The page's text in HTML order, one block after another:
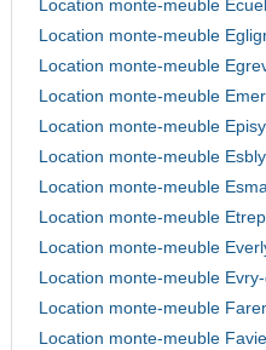
Location monte-meuble
Location monte-meuble
Location monte-meuble
Location monte-meuble
Location monte-meuble
Location monte-meuble
Location monte-meuble
Location monte-meuble
Location monte-meuble
Location monte-meuble
Location monte-meuble
Location monte-meuble